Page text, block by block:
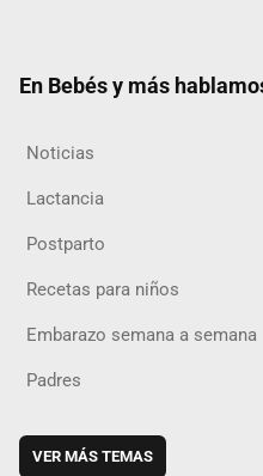
En Bebés y más
Noticias
Lactancia
Postparto
Recetas para niños
Embarazo semana a semana
Padres
VER MÁS TEMAS